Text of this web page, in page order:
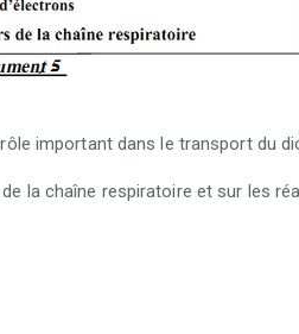
important dans le transport du
la chaîne respiratoire et sur les